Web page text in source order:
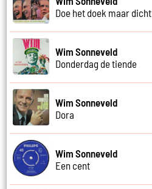
Doe het doek maar dicht
Wim Sonneveld
Donderdag de tiende
Wim Sonneveld
Dora
Wim Sonneveld
Een cent